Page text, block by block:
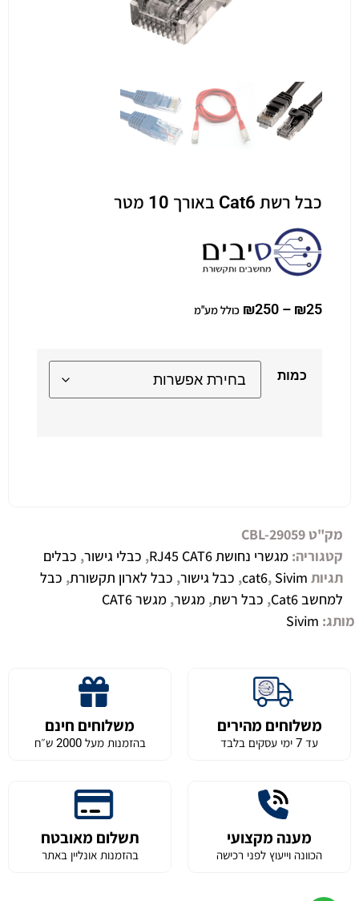
כבל רשת Cat6 באורך 10 מטר
₪25
–
₪250 כולל מע"מ
כמות
מק"ט CBL-29059
קטגוריה: מגשרי נחושת RJ45 CAT6 , כבלי גישור, כבלים
תגיות
cat6, Sivim
, כבל גישור, כבל לארון תקשורת, כבל
למחשב Cat6
, כבל רשת, מגשר, מגשר CAT6
מותג: Sivim
משלוחים מהירים
עד 7 ימי עסקים בלבד
משלוחים חינם
בהזמנות מעל 2000 ש״ח
מענה מקצועי
הכוונה וייעוץ לפני רכישה
תשלום מאובטח
בהזמנות אונליין באתר